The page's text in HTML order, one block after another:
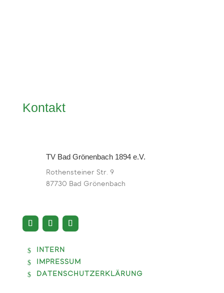
Kontakt
TV Bad Grönenbach 1894 e.V.
Rothensteiner Str. 9
87730 Bad Grönenbach
INTERN
IMPRESSUM
DATENSCHUTZERKLÄRUNG